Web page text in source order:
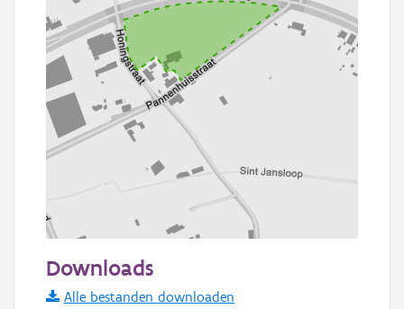
Informatie Vlaanderen
Downloads
Alle bestanden downloaden